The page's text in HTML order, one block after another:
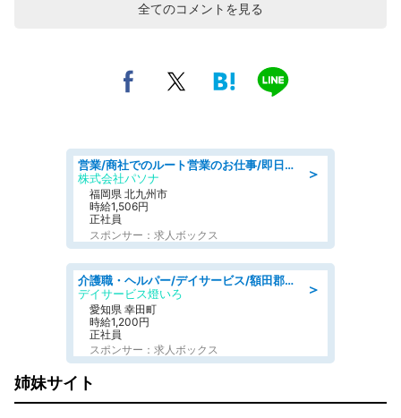
全てのコメントを見る
＞
営業/商社でのルート営業のお仕事/即日勤務可/車通勤可/営業
株式会社パソナ
福岡県 北九州市
時給1,506円
正社員
スポンサー：求人ボックス
＞
介護職・ヘルパー/デイサービス/額田郡幸田町/JR東海道本線 幸田/愛知県
デイサービス燈いろ
愛知県 幸田町
時給1,200円
正社員
スポンサー：求人ボックス
姉妹サイト